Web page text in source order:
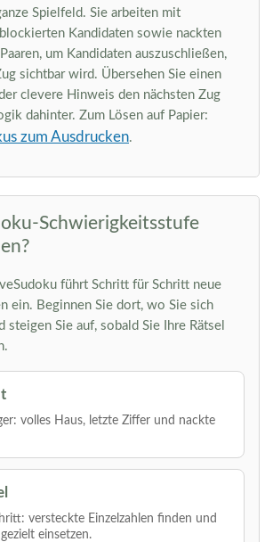
Spielfeld. Sie arbeiten mit
Kandidaten sowie nackten
um Kandidaten auszuschließen,
sichtbar wird. Übersehen Sie einen
clevere Hinweis den nächsten Zug
dahinter. Zum Lösen auf Papier:
zum Ausdrucken.
Schwierigkeitsstufe
führt Schritt für Schritt neue
ein. Beginnen Sie dort, wo Sie sich
steigen Sie auf, sobald Sie Ihre Rätsel
volles Haus, letzte Ziffer und nackte
versteckte Einzelzahlen finden und
einsetzen.